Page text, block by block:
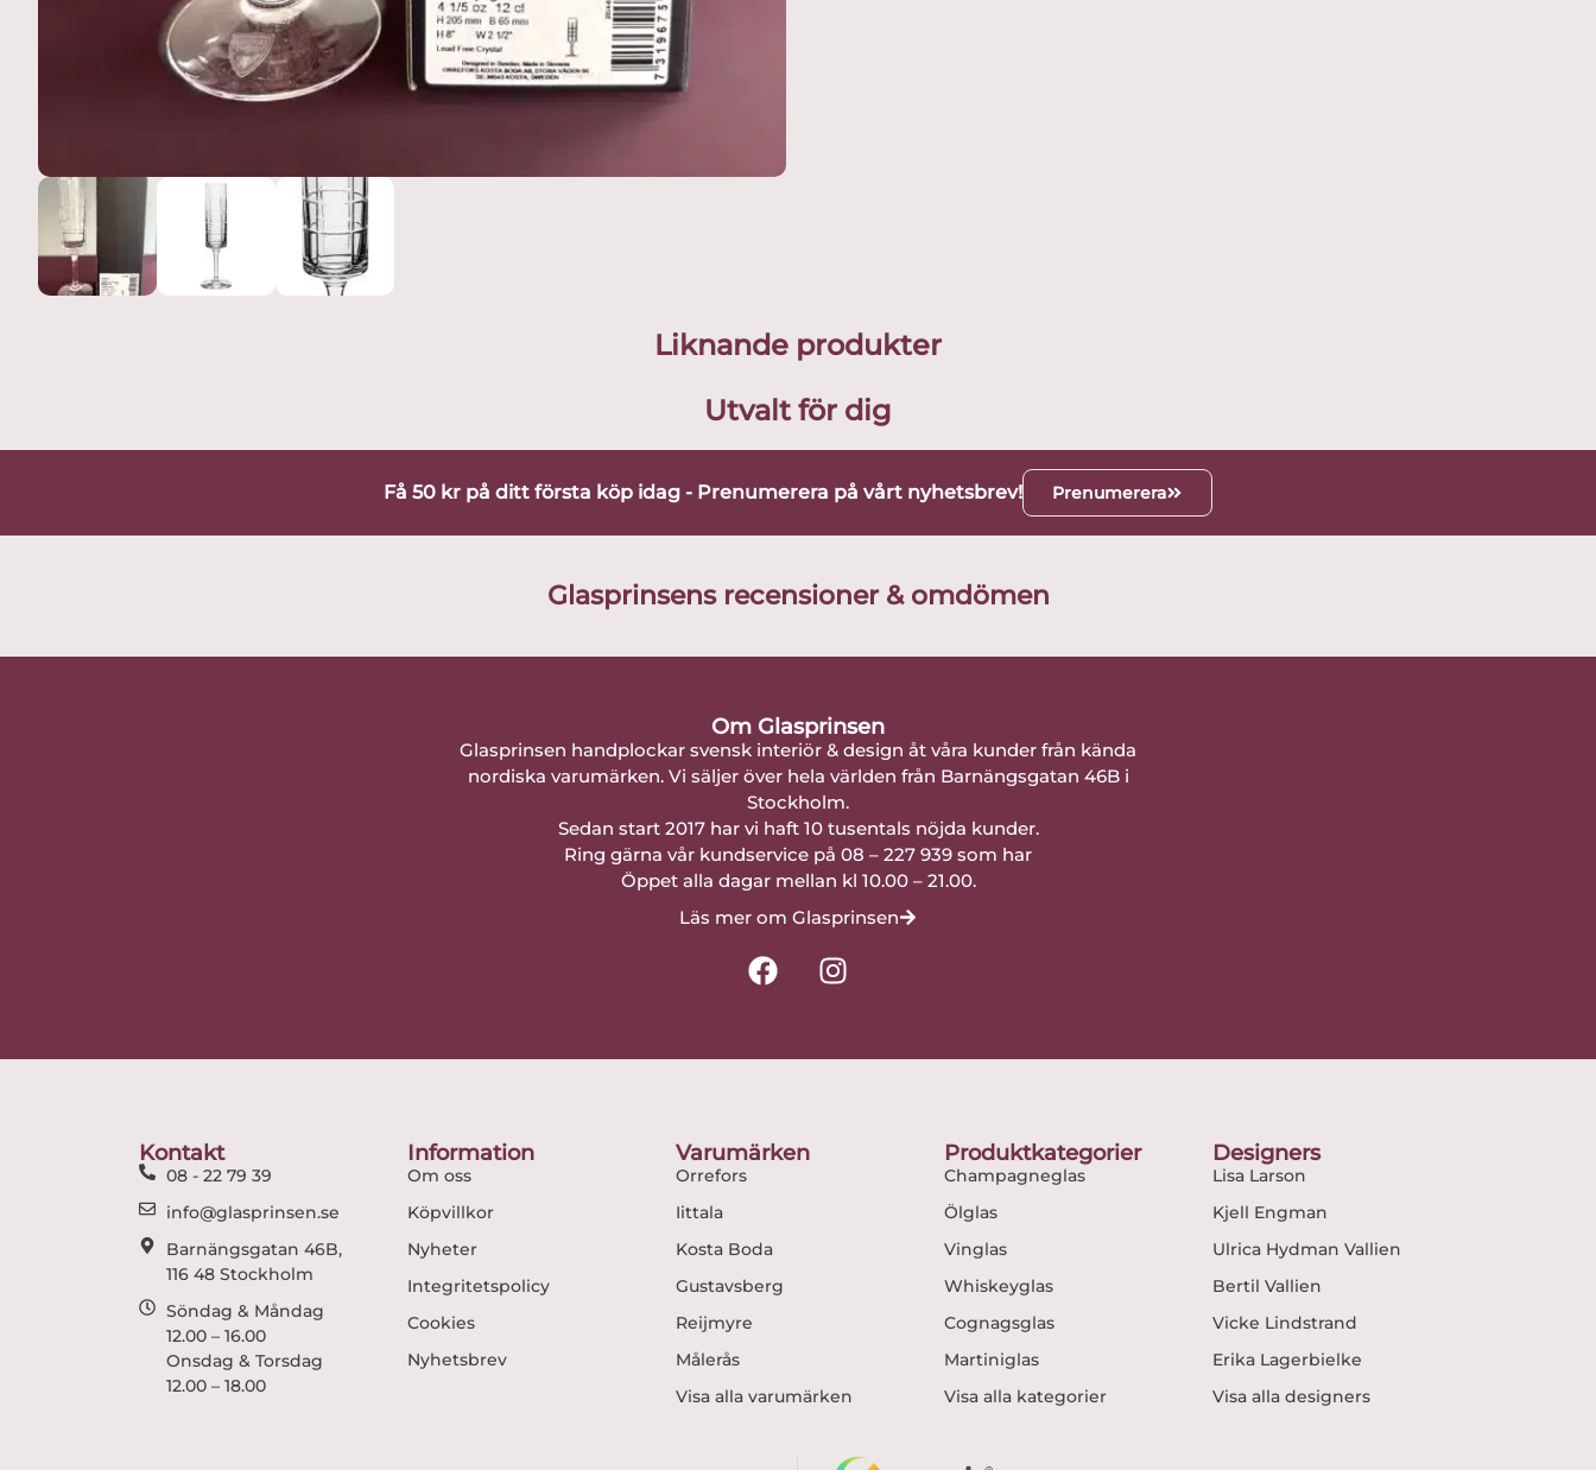
Liknande produkter
Utvalt för dig
Få 50 kr på ditt första köp idag - Prenumerera på vårt nyhetsbrev! Prenumerera
Glasprinsens recensioner & omdömen
Om Glasprinsen
Glasprinsen handplockar svensk interiör & design åt våra kunder från kända
nordiska varumärken. Vi säljer över hela världen från Barnängsgatan 46B i
Stockholm.
Sedan start 2017 har vi haft 10 tusentals nöjda kunder.
Ring gärna vår kundservice på 08 – 227 939 som har
Öppet alla dagar mellan kl 10.00 – 21.00.
Läs mer om Glasprinsen
F
a
k
I
n
Kontakt
08 - 22 79 39
info@glasprinsen.se
Barnängsgatan 46B,
116 48 Stockholm
Söndag & Måndag
12.00 – 16.00
Onsdag & Torsdag
12.00 – 18.00
Information
Om oss
Köpvillkor
Nyheter
Integritetspolicy
Cookies
Nyhetsbrev
Varumärken
Orrefors
Iittala
Kosta Boda
Gustavsberg
Reijmyre
Målerås
Visa alla varumärken
Produktkategorier
Champagneglas
Ölglas
Vinglas
Whiskeyglas
Cognagsglas
Martiniglas
Visa alla kategorier
Designers
Lisa Larson
Kjell Engman
Ulrica Hydman Vallien
Bertil Vallien
Vicke Lindstrand
Erika Lagerbielke
Visa alla designers